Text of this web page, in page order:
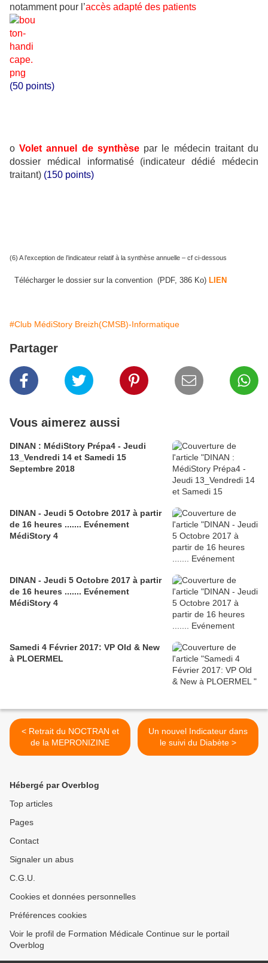
notamment pour l’accès adapté des patients
(50 points)
oVolet annuel de synthèsepar le médecin traitant du
dossier médical informatisé (indicateur dédié médecin
traitant) (150 points)
(6) A l’exception de l’indicateur relatif à la synthèse annuelle – cf ci-dessous
Télécharger le dossier sur la convention (PDF, 386 Ko) LIEN
#Club MédiStory Breizh(CMSB)-Informatique
Partager
Vous aimerez aussi
DINAN : MédiStory Prépa4 - Jeudi
13_Vendredi 14 et Samedi 15
Septembre 2018
DINAN - Jeudi 5 Octobre 2017 à partir
de 16 heures ....... Evénement
MédiStory 4
DINAN - Jeudi 5 Octobre 2017 à partir
de 16 heures ....... Evénement
MédiStory 4
Samedi 4 Février 2017: VP Old & New
à PLOERMEL
< Retrait du NOCTRAN et
de la MEPRONIZINE
Un nouvel Indicateur dans
le suivi du Diabète >
Hébergé par Overblog
Top articles
Pages
Contact
Signaler un abus
C.G.U.
Cookies et données personnelles
Préférences cookies
Voir le profil de Formation Médicale Continue sur le portail
Overblog